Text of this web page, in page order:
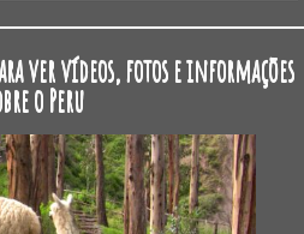
ver vídeos, fotos e informações
o Peru